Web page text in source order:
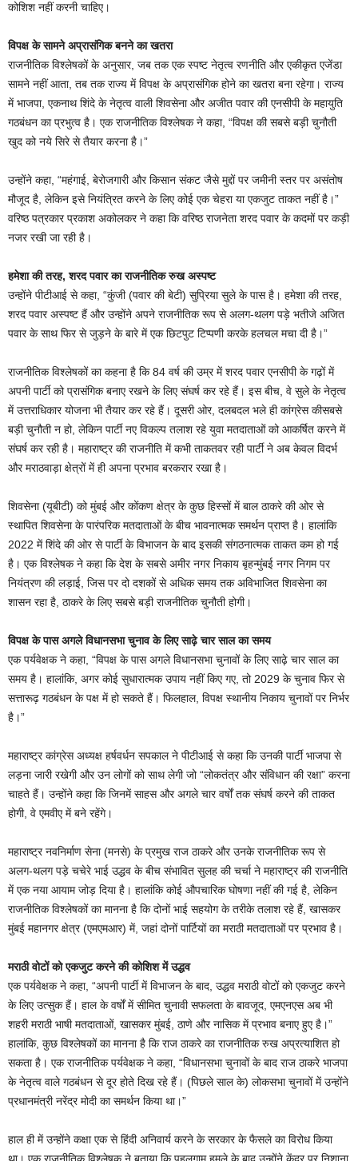
कोशिश नहीं करनी चाहिए।
विपक्ष के सामने अप्रासंगिक बनने का खतरा
राजनीतिक विश्लेषकों के अनुसार, जब तक एक स्पष्ट नेतृत्व रणनीति और एकीकृत एजेंडा
सामने नहीं आता, तब तक राज्य में विपक्ष के अप्रासंगिक होने का खतरा बना रहेगा। राज्य
में भाजपा, एकनाथ शिंदे के नेतृत्व वाली शिवसेना और अजीत पवार की एनसीपी के महायुति
गठबंधन का प्रभुत्व है। एक राजनीतिक विश्लेषक ने कहा, “विपक्ष की सबसे बड़ी चुनौती
खुद को नये सिरे से तैयार करना है।”
उन्होंने कहा, “महंगाई, बेरोजगारी और किसान संकट जैसे मुद्दों पर जमीनी स्तर पर असंतोष
मौजूद है, लेकिन इसे नियंत्रित करने के लिए कोई एक चेहरा या एकजुट ताकत नहीं है।”
वरिष्ठ पत्रकार प्रकाश अकोलकर ने कहा कि वरिष्ठ राजनेता शरद पवार के कदमों पर कड़ी
नजर रखी जा रही है।
हमेशा की तरह, शरद पवार का राजनीतिक रुख अस्पष्ट
उन्होंने पीटीआई से कहा, “कुंजी (पवार की बेटी) सुप्रिया सुले के पास है। हमेशा की तरह,
शरद पवार अस्पष्ट हैं और उन्होंने अपने राजनीतिक रूप से अलग-थलग पड़े भतीजे अजित
पवार के साथ फिर से जुड़ने के बारे में एक छिटपुट टिप्पणी करके हलचल मचा दी है।”
राजनीतिक विश्लेषकों का कहना है कि 84 वर्ष की उम्र में शरद पवार एनसीपी के गढ़ों में
अपनी पार्टी को प्रासंगिक बनाए रखने के लिए संघर्ष कर रहे हैं। इस बीच, वे सुले के नेतृत्व
में उत्तराधिकार योजना भी तैयार कर रहे हैं। दूसरी ओर, दलबदल भले ही कांग्रेस कीसबसे
बड़ी चुनौती न हो, लेकिन पार्टी नए विकल्प तलाश रहे युवा मतदाताओं को आकर्षित करने में
संघर्ष कर रही है। महाराष्ट्र की राजनीति में कभी ताकतवर रही पार्टी ने अब केवल विदर्भ
और मराठवाड़ा क्षेत्रों में ही अपना प्रभाव बरकरार रखा है।
शिवसेना (यूबीटी) को मुंबई और कोंकण क्षेत्र के कुछ हिस्सों में बाल ठाकरे की ओर से
स्थापित शिवसेना के पारंपरिक मतदाताओं के बीच भावनात्मक समर्थन प्राप्त है। हालांकि
2022 में शिंदे की ओर से पार्टी के विभाजन के बाद इसकी संगठनात्मक ताकत कम हो गई
है। एक विश्लेषक ने कहा कि देश के सबसे अमीर नगर निकाय बृहन्मुंबई नगर निगम पर
नियंत्रण की लड़ाई, जिस पर दो दशकों से अधिक समय तक अविभाजित शिवसेना का
शासन रहा है, ठाकरे के लिए सबसे बड़ी राजनीतिक चुनौती होगी।
विपक्ष के पास अगले विधानसभा चुनाव के लिए साढ़े चार साल का समय
एक पर्यवेक्षक ने कहा, “विपक्ष के पास अगले विधानसभा चुनावों के लिए साढ़े चार साल का
समय है। हालांकि, अगर कोई सुधारात्मक उपाय नहीं किए गए, तो 2029 के चुनाव फिर से
सत्तारूढ़ गठबंधन के पक्ष में हो सकते हैं। फिलहाल, विपक्ष स्थानीय निकाय चुनावों पर निर्भर
है।”
महाराष्ट्र कांग्रेस अध्यक्ष हर्षवर्धन सपकाल ने पीटीआई से कहा कि उनकी पार्टी भाजपा से
लड़ना जारी रखेगी और उन लोगों को साथ लेगी जो “लोकतंत्र और संविधान की रक्षा” करना
चाहते हैं। उन्होंने कहा कि जिनमें साहस और अगले चार वर्षों तक संघर्ष करने की ताकत
होगी, वे एमवीए में बने रहेंगे।
महाराष्ट्र नवनिर्माण सेना (मनसे) के प्रमुख राज ठाकरे और उनके राजनीतिक रूप से
अलग-थलग पड़े चचेरे भाई उद्धव के बीच संभावित सुलह की चर्चा ने महाराष्ट्र की राजनीति
में एक नया आयाम जोड़ दिया है। हालांकि कोई औपचारिक घोषणा नहीं की गई है, लेकिन
राजनीतिक विश्लेषकों का मानना है कि दोनों भाई सहयोग के तरीके तलाश रहे हैं, खासकर
मुंबई महानगर क्षेत्र (एमएमआर) में, जहां दोनों पार्टियों का मराठी मतदाताओं पर प्रभाव है।
मराठी वोटों को एकजुट करने की कोशिश में उद्धव
एक पर्यवेक्षक ने कहा, “अपनी पार्टी में विभाजन के बाद, उद्धव मराठी वोटों को एकजुट करने
के लिए उत्सुक हैं। हाल के वर्षों में सीमित चुनावी सफलता के बावजूद, एमएनएस अब भी
शहरी मराठी भाषी मतदाताओं, खासकर मुंबई, ठाणे और नासिक में प्रभाव बनाए हुए है।”
हालांकि, कुछ विश्लेषकों का मानना है कि राज ठाकरे का राजनीतिक रुख अप्रत्याशित हो
सकता है। एक राजनीतिक पर्यवेक्षक ने कहा, “विधानसभा चुनावों के बाद राज ठाकरे भाजपा
के नेतृत्व वाले गठबंधन से दूर होते दिख रहे हैं। (पिछले साल के) लोकसभा चुनावों में उन्होंने
प्रधानमंत्री नरेंद्र मोदी का समर्थन किया था।”
हाल ही में उन्होंने कक्षा एक से हिंदी अनिवार्य करने के सरकार के फैसले का विरोध किया